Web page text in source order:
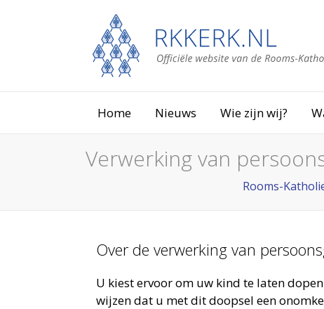
Home Nieuws Wie zijn wij?
Verwerking van
Rooms-
Over de verwerking van
U kiest ervoor om uw kind te laten
wijzen dat u met dit doopsel een